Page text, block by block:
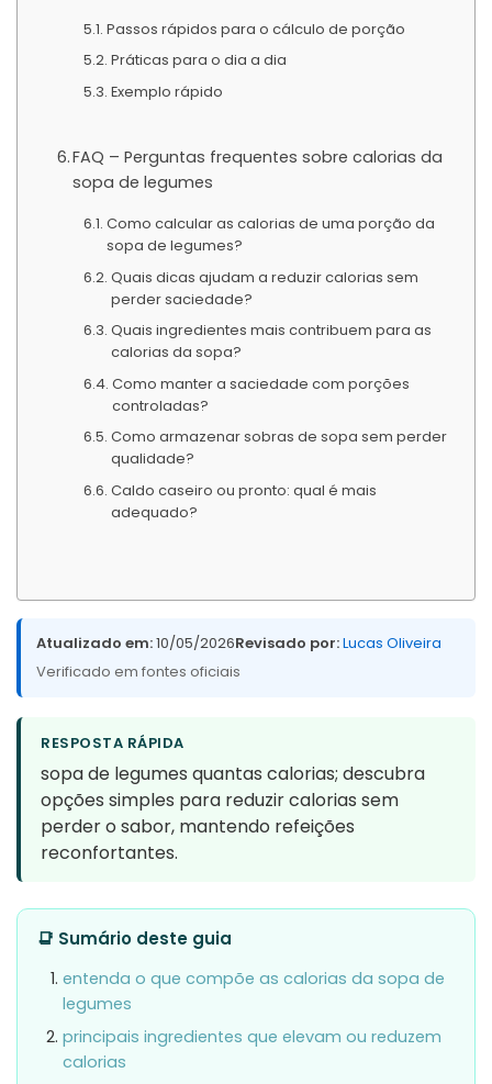
Passos rápidos para o cálculo de porção
Práticas para o dia a dia
Exemplo rápido
FAQ – Perguntas frequentes sobre calorias da
sopa de legumes
Como calcular as calorias de uma porção da
sopa de legumes?
Quais dicas ajudam a reduzir calorias sem
perder saciedade?
Quais ingredientes mais contribuem para as
calorias da sopa?
Como manter a saciedade com porções
controladas?
Como armazenar sobras de sopa sem perder
qualidade?
Caldo caseiro ou pronto: qual é mais
adequado?
Atualizado em:10/05/2026Revisado por:Lucas Oliveira
Verificado em fontes oficiais
RESPOSTA RÁPIDA
sopa de legumes quantas calorias; descubra
opções simples para reduzir calorias sem
perder o sabor, mantendo refeições
reconfortantes.
📑 Sumário deste guia
entenda o que compõe as calorias da sopa de
legumes
principais ingredientes que elevam ou reduzem
calorias